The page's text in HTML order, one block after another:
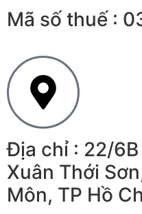
Mã số thuế :
Địa chỉ : 22/6B
Xuân Thới
Môn, TP Hồ